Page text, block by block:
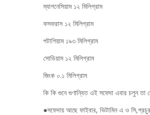
ম্যাগনেসিয়াম ১২ মিলিগ্রাম
ফসফরাস ১২ মিলিগ্রাম
পটাশিয়াম ১৯৩ মিলিগ্রাম
সোডিয়াম ১২ মিলিগ্রাম
জিংক ০.১ মিলিগ্রাম
কি কি গুনে গুণান্বিত এই সফেদা এবার চলুন তা
●সফেদায় আছে ফাইবার, ভিটামিন এ ও